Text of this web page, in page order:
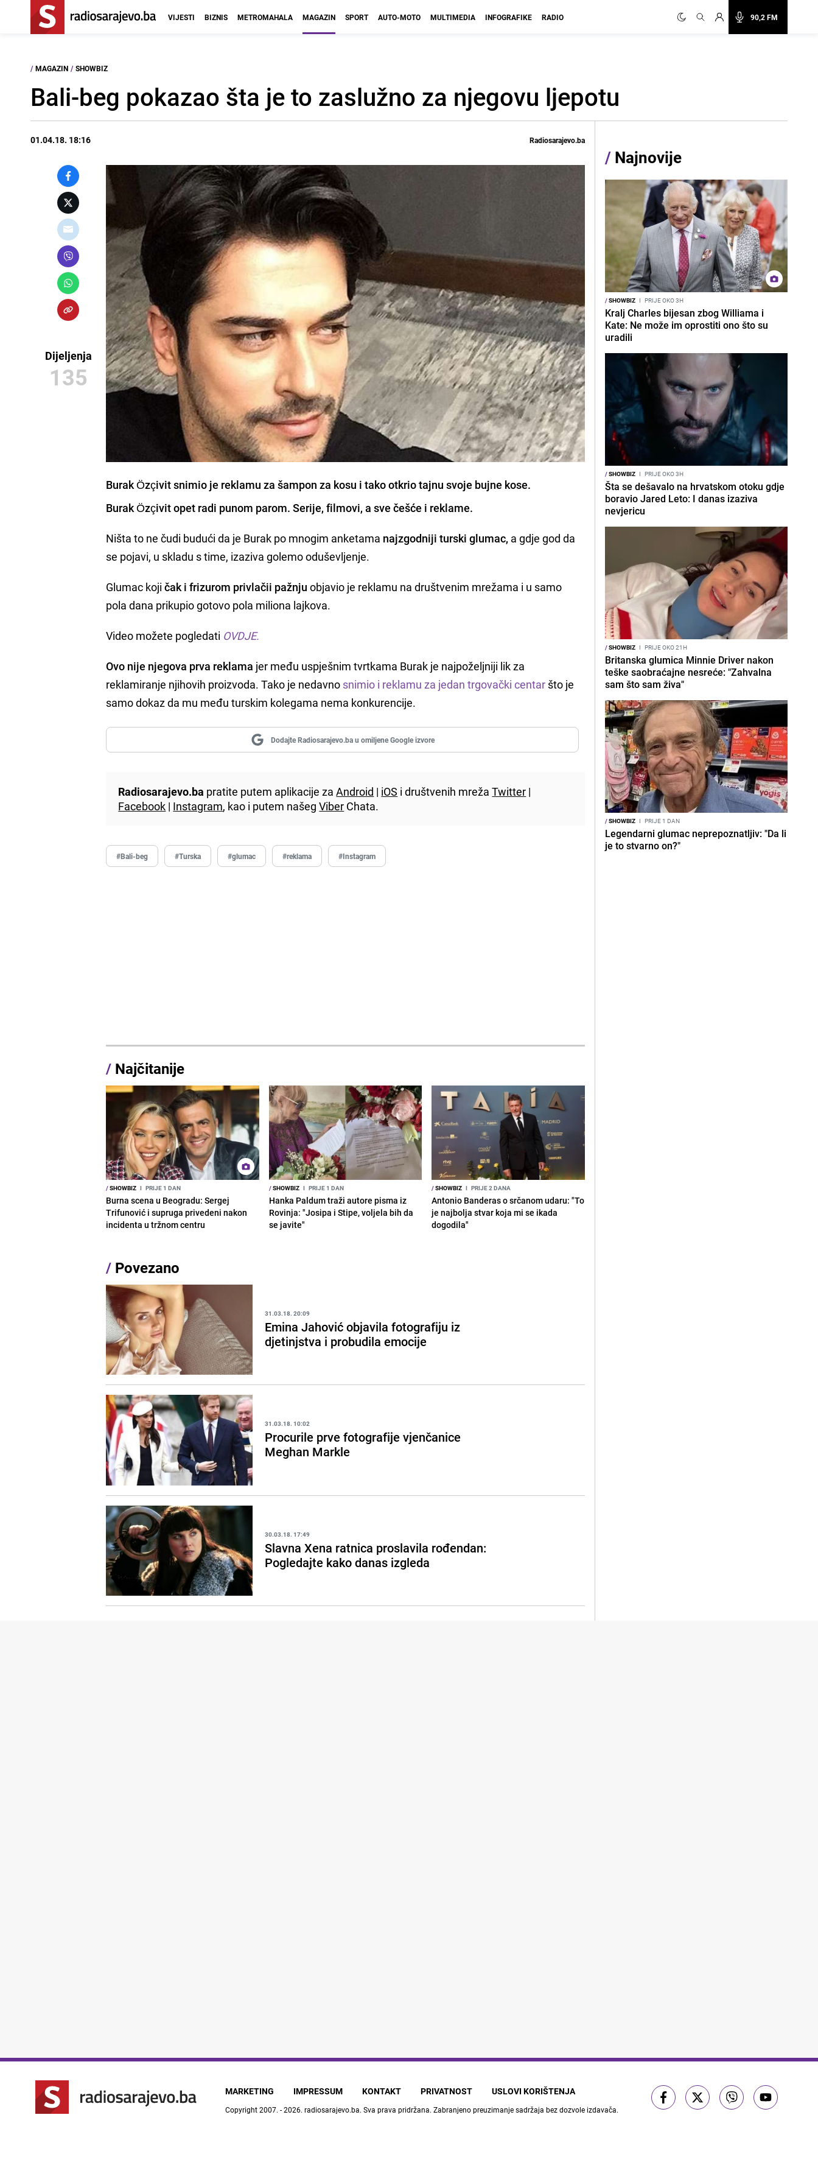
90,2 FM
VIJESTI BIZNIS METROMAHALA MAGAZIN SPORT AUTO-MOTO MULTIMEDIA INFOGRAFIKE RADIO
/ MAGAZIN / SHOWBIZ
Bali-beg pokazao šta je to zaslužno za njegovu ljepotu
01.04.18. 18:16 Radiosarajevo.ba
Dijeljenja
135
Burak Özçivit snimio je reklamu za šampon za kosu i tako otkrio tajnu svoje bujne kose.
Burak Özçivitopet radi punom parom. Serije, filmovi, a sve češće i reklame.
Ništa to ne čudi budući da je Burak po mnogim anketama najzgodniji turski glumac, a gdje god da
se pojavi, u skladu s time, izaziva golemo oduševljenje.
Glumac kojičak i frizurom privlačii pažnjuobjavio je reklamu na društvenim mrežama i u samo
pola dana prikupio gotovo pola miliona lajkova.
Video možete pogledati OVDJE.
Ovo nije njegova prva reklama jer među uspješnim tvrtkama Burak je najpoželjniji lik za
reklamiranje njihovih proizvoda. Tako je nedavno snimio i reklamu za jedan trgovački centar što je
samo dokaz da mu među turskim kolegama nema konkurencije.
Dodajte Radiosarajevo.ba u omiljene Google izvore
Radiosarajevo.ba pratite putem aplikacije zaAndroid | iOS i društvenih mrežaTwitter |
Facebook | Instagram, kao i putem našegViber Chata.
#Bali-beg #Turska #glumac #reklama #Instagram
/ Najčitanije
/SHOWBIZ I PRIJE 1 DAN
Burna scena u Beogradu: Sergej
Trifunović i supruga privedeni nakon
incidenta u tržnom centru
/SHOWBIZ I PRIJE 1 DAN
Hanka Paldum traži autore pisma iz
Rovinja: "Josipa i Stipe, voljela bih da
se javite"
/SHOWBIZ I PRIJE 2 DANA
Antonio Banderas o srčanom udaru: "To
je najbolja stvar koja mi se ikada
dogodila"
/ Povezano
31.03.18. 20:09
Emina Jahović objavila fotografiju iz
djetinjstva i probudila emocije
31.03.18. 10:02
Procurile prve fotografije vjenčanice
Meghan Markle
30.03.18. 17:49
Slavna Xena ratnica proslavila rođendan:
Pogledajte kako danas izgleda
/ Najnovije
/SHOWBIZ I PRIJE OKO 3H
Kralj Charles bijesan zbog Williama i
Kate: Ne može im oprostiti ono što su
uradili
/SHOWBIZ I PRIJE OKO 3H
Šta se dešavalo na hrvatskom otoku gdje
boravio Jared Leto: I danas izaziva
nevjericu
/SHOWBIZ I PRIJE OKO 21H
Britanska glumica Minnie Driver nakon
teške saobraćajne nesreće: "Zahvalna
sam što sam živa"
/SHOWBIZ I PRIJE 1 DAN
Legendarni glumac neprepoznatljiv: "Da li
je to stvarno on?"
MARKETING IMPRESSUM KONTAKT PRIVATNOST USLOVI KORIŠTENJA
Copyright 2007. - 2026. radiosarajevo.ba. Sva prava pridržana. Zabranjeno preuzimanje sadržaja bez dozvole izdavača.